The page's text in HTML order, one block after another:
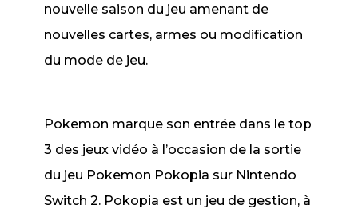
nouvelle saison du jeu amenant de
nouvelles cartes, armes ou modification
du mode de jeu.
Pokemon marque son entrée dans le top
3 des jeux vidéo à l’occasion de la sortie
du jeu Pokemon Pokopia sur Nintendo
Switch 2. Pokopia est un jeu de gestion, à